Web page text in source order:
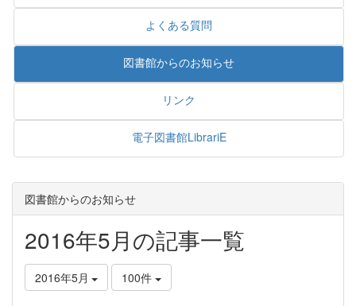
よくある質問
図書館からのお知らせ
リンク
電子図書館LibrariE
図書館からのお知らせ
2016年5月の記事一覧
2016年5月 100件